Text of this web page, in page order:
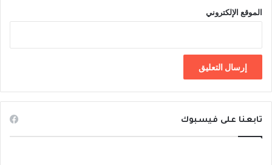
الموقع الإلكتروني
تابعنا على فيسبوك